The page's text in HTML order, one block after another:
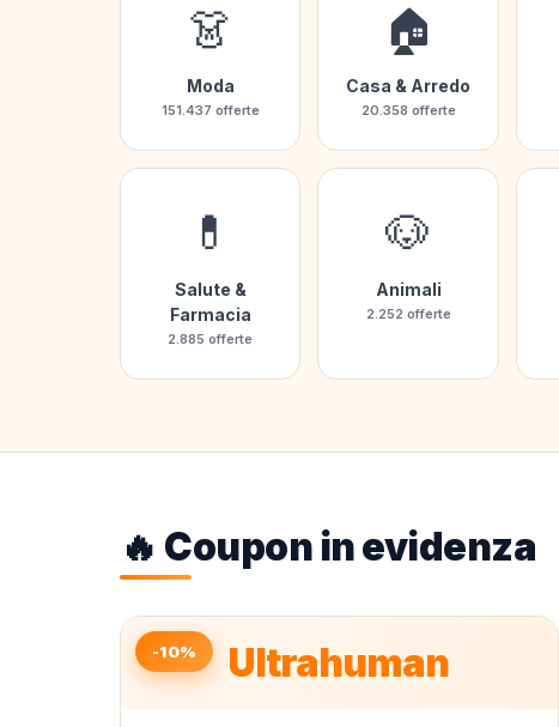
👗
Moda
151.437 offerte
🏠
Casa & Arredo
20.358 offerte
💊
Salute &
Farmacia
2.885 offerte
🐶
Animali
2.252 offerte
🔥 Coupon in evidenza
Ultrahuman
-10%